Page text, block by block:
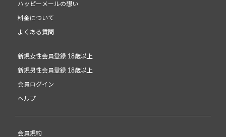
ハッピーメールの想い
料金について
よくある質問
新規女性会員登録 18歳以上
新規男性会員登録 18歳以上
会員ログイン
ヘルプ
会員規約